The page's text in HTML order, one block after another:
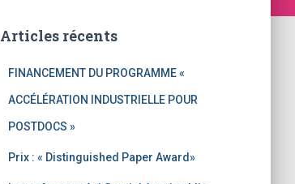
Articles récents
FINANCEMENT DU PROGRAMME «
ACCÉLÉRATION INDUSTRIELLE POUR
POSTDOCS »
Prix : « Distinguished Paper Award»